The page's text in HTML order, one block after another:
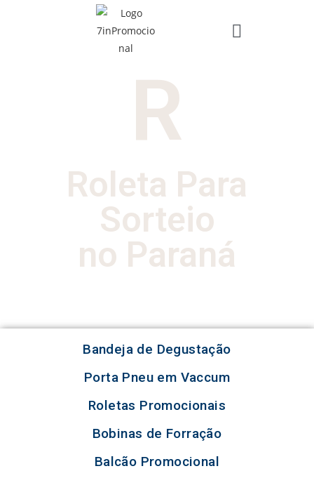
R
Roleta Para
Sorteio
no Paraná
Bandeja de Degustação
Porta Pneu em Vaccum
Roletas Promocionais
Bobinas de Forração
Balcão Promocional